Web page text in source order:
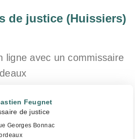
de justice (Huissiers)
ligne avec un commissaire
Feugnet
de justice
Georges Bonnac